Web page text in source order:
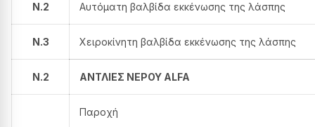
N.2 Αυτόματη βαλβίδα εκκένωσης της λάσπης
N.3 Χειροκίνητη βαλβίδα εκκένωσης της λάσπης
N.2 ΑΝΤΛΙΕΣ ΝΕΡΟΥ ALFA
Παροχή